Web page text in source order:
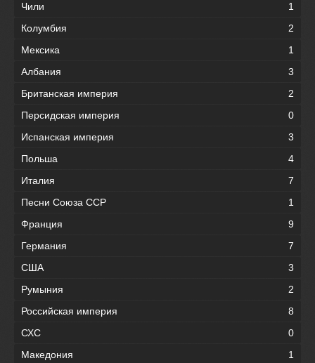
Чили
1
Колумбия
2
Мексика
1
Албания
3
Британская империя
2
Персидская империя
0
Испанская империя
3
Польша
4
Италия
7
Песни Союза ССР
1
Франция
9
Германия
7
США
3
Румыния
2
Российская империя
8
СХС
0
Македония
1